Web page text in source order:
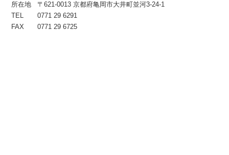
所在地
〒621-0013 京都府亀岡市大井町並河3-24-1
TEL
0771 29 6291
FAX
0771 29 6725